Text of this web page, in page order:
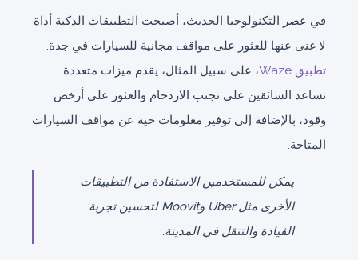
في عصر التكنولوجيا الحديث، أصبحت التطبيقات الذكية أداة
لا غنى عنها للعثور على مواقف مجانية للسيارات في جدة.
تطبيق Waze
، على سبيل المثال، يقدم ميزات متعددة
تساعد السائقين على تجنب الازدحام والعثور على أرخص
وقود، بالإضافة إلى توفير معلومات حية عن مواقف السيارات
المتاحة.
يمكن للمستخدمين الاستفادة من التطبيقات
الأخرى مثل Uber وMoovit لتحسين تجربة
القيادة والتنقل في المدينة.